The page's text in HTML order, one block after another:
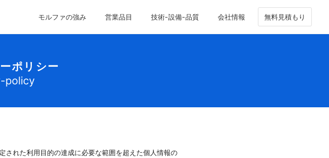
モルファの強み 営業品目 技術-設備-品質 会社情報 無料見積もり
ポリシー
policy
された利用目的の達成に必要な範囲を超えた個人情報の